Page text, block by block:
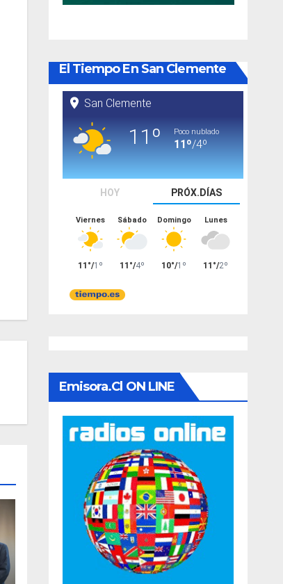
El Tiempo En San Clemente
Emisora.cl ON LINE